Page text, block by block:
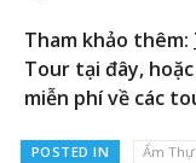
Tham khảo thêm:
Tour tại đây,
miễn phí về các
POSTED IN Ẩm